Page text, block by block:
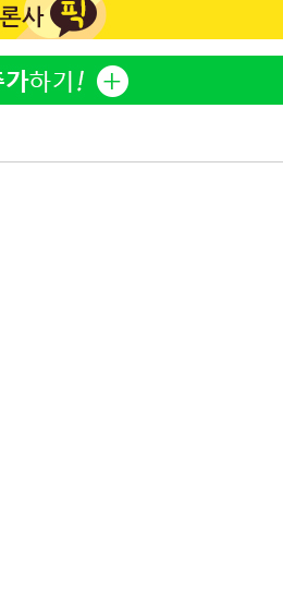
3
"여군 지원 막힌
다"…707 출신 女
4
박찬민 딸 박민하,
5
"신약 찾자"…정부